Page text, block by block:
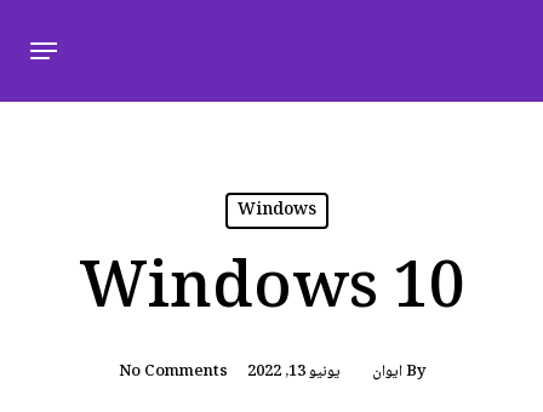
Windows
Windows 10
Byايوان يونيو 13, 2022 No Comments